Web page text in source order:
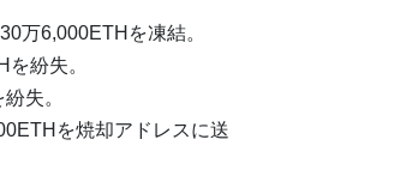
万6,000ETHを凍結。
紛失。
失。
を焼却アドレスに送